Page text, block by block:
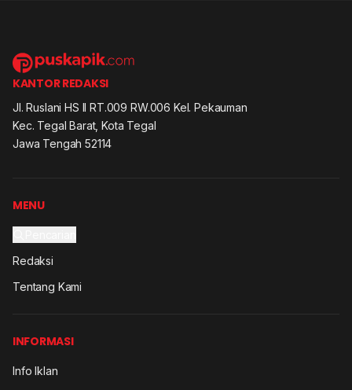
KANTOR REDAKSI
Jl. Ruslani HS II RT.009 RW.006 Kel. Pekauman
Kec. Tegal Barat, Kota Tegal
Jawa Tengah 52114
MENU
Redaksi
Tentang Kami
INFORMASI
Info Iklan